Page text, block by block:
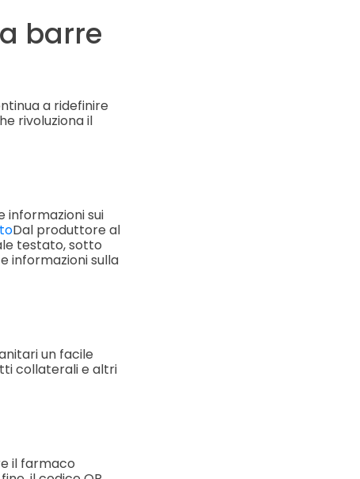
barre
a ridefinire
rivoluziona il
informazioni sui
Dal produttore al
testato, sotto
informazioni sulla
un facile
collaterali e altri
il farmaco